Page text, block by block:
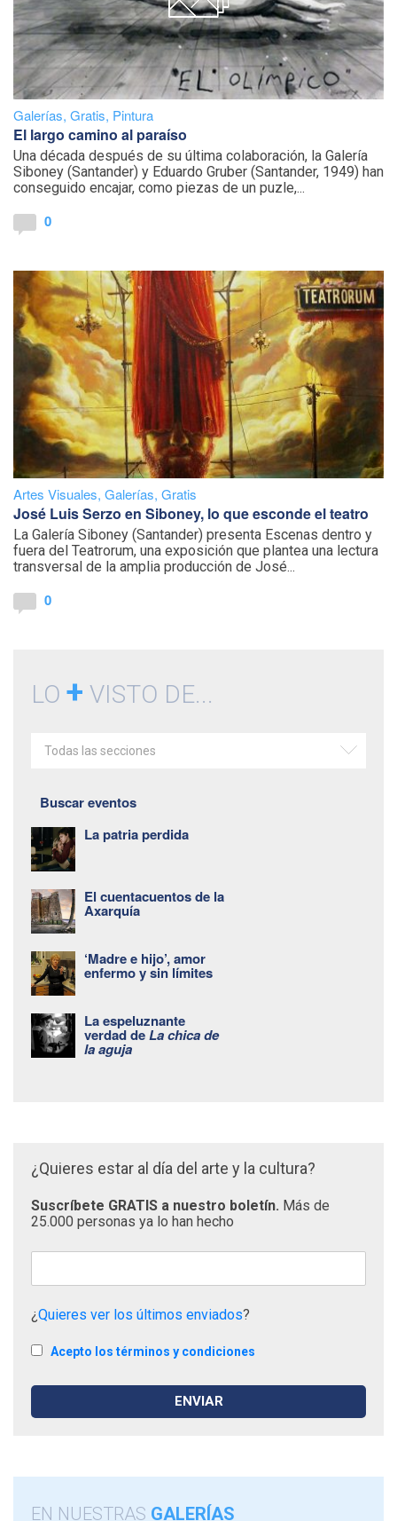
Galerías, Gratis, Pintura
El largo camino al paraíso
Una década después de su última colaboración, la Galería
Siboney (Santander) y Eduardo Gruber (Santander, 1949) han
conseguido encajar, como piezas de un puzle,...
0
Artes Visuales, Galerías, Gratis
José Luis Serzo en Siboney, lo que esconde el teatro
La Galería Siboney (Santander) presenta Escenas dentro y
fuera del Teatrorum, una exposición que plantea una lectura
transversal de la amplia producción de José...
0
LO + VISTO DE...
Todas las secciones
Buscar eventos
La patria perdida
El cuentacuentos de la
Axarquía
‘Madre e hijo’, amor
enfermo y sin límites
La espeluznante
verdad deLa chica de
la aguja
¿Quieres estar al día del arte y la cultura?
Suscríbete GRATIS a nuestro boletín. Más de
25.000 personas ya lo han hecho
¿Quieres ver los últimos enviados?
Acepto los términos y condiciones
EN NUESTRAS GALERÍAS